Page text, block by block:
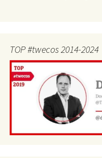
TOP #twecos 2014-2024